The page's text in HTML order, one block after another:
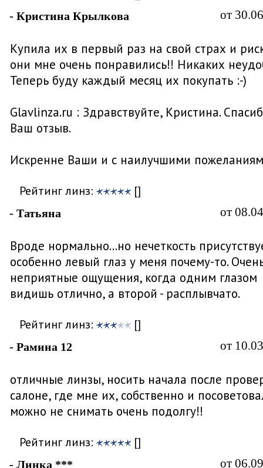
- Кристина Крылкова от
Купила их в первый раз на свой страх и
они мне очень понравились!! Никаких
Теперь буду каждый месяц их покупать :-)
Glavlinza.ru : Здравствуйте, Кристина.
Ваш отзыв.
Искренне Ваши и с наилучшими
Рейтинг линз: []
- Татьяна от
Вроде нормально...но нечеткость
особенно левый глаз у меня почему-то.
неприятные ощущения, когда одним глазом
видишь отлично, а второй - расплывчато.
Рейтинг линз: []
- Рамина 12 от
отличные линзы, носить начала после
салоне, где мне их, собственно и
можно не снимать очень подолгу!!
Рейтинг линз: []
- Линка *** от